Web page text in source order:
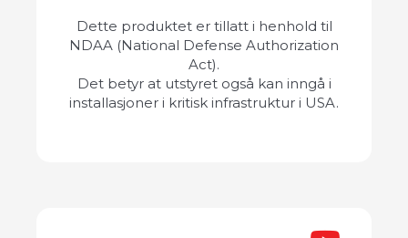
Dette produktet er tillatt i henhold til
NDAA (National Defense Authorization
Act).
Det betyr at utstyret også kan inngå i
installasjoner i kritisk infrastruktur i USA.